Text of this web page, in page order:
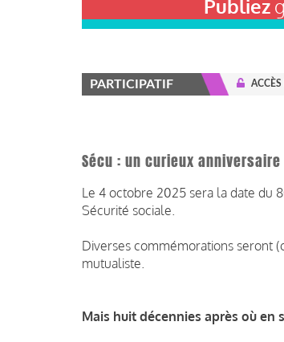
Publiez
PARTICIPATIF
Sécu : un curieux anniversaire
Le 4 octobre 2025 sera la date du
Sécurité sociale.
Diverses commémorations seront
mutualiste.
Mais huit décennies après où en